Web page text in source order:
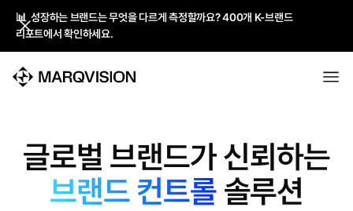
📊 성장하는 브랜드는 무엇을 다르게 측정할까요? 400개 K-브랜드
리포트에서 확인하세요.
📊 성장하는 브랜드는 무엇을 다르게 측정할까요? 400개 K-브랜드
리포트에서 확인하세요.
글로벌 브랜드가 신뢰하는
브랜드 컨트롤솔루션